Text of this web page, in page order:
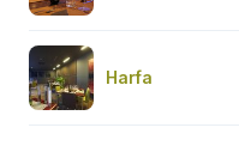
Harfa